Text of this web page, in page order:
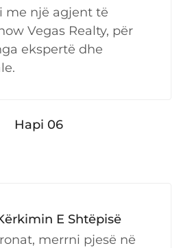
Hapi 06
me një agjent të
Vegas Realty, për
ekspertë dhe
E Shtëpisë
merrni pjesë në